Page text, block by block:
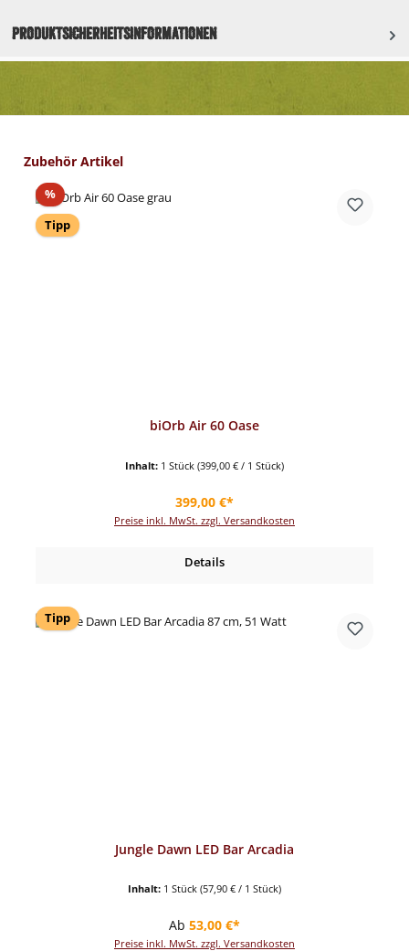
Produktsicherheitsinformationen
Produktgalerie überspringen
Zubehör Artikel
%Rabatt
Tipp
biOrb Air 60 Oase
Inhalt: 1 Stück (399,00 € / 1 Stück)
Regulärer Preis:
399,00 €*
Preise inkl. MwSt. zzgl. Versandkosten
Details
Tipp
Jungle Dawn LED Bar Arcadia
Inhalt: 1 Stück (57,90 € / 1 Stück)
Regulärer Preis:
Ab 53,00 €*
Preise inkl. MwSt. zzgl. Versandkosten